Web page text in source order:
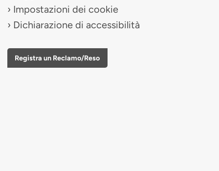
Impostazioni dei cookie
Dichiarazione di accessibilità
Registra un Reclamo/Reso